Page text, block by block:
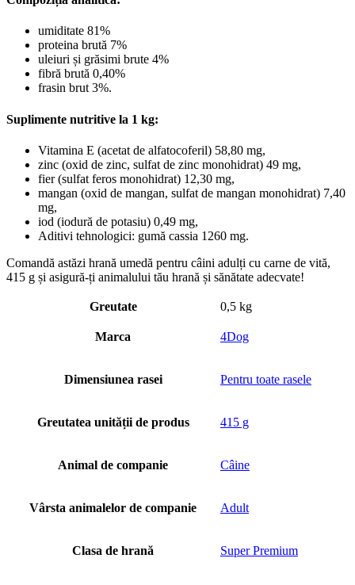
umiditate 81%
proteina brută 7%
uleiuri și grăsimi brute 4%
fibră brută 0,40%
frasin brut 3%.
Suplimente nutritive la 1 kg:
Vitamina E (acetat de alfatocoferil) 58,80 mg,
zinc (oxid de zinc, sulfat de zinc monohidrat) 49 mg,
fier (sulfat feros monohidrat) 12,30 mg,
mangan (oxid de mangan, sulfat de mangan monohidrat) 7,40
mg,
iod (iodură de potasiu) 0,49 mg,
Aditivi tehnologici: gumă cassia 1260 mg.
Comandă astăzi hrană umedă pentru câini adulți cu carne de vită,
415 g și asigură-ți animalului tău hrană și sănătate adecvate!
Greutate 0,5 kg
Marca 4Dog
Dimensiunea rasei Pentru toate rasele
Greutatea unității de produs 415 g
Animal de companie Câine
Vârsta animalelor de companie Adult
Clasa de hrană Super Premium